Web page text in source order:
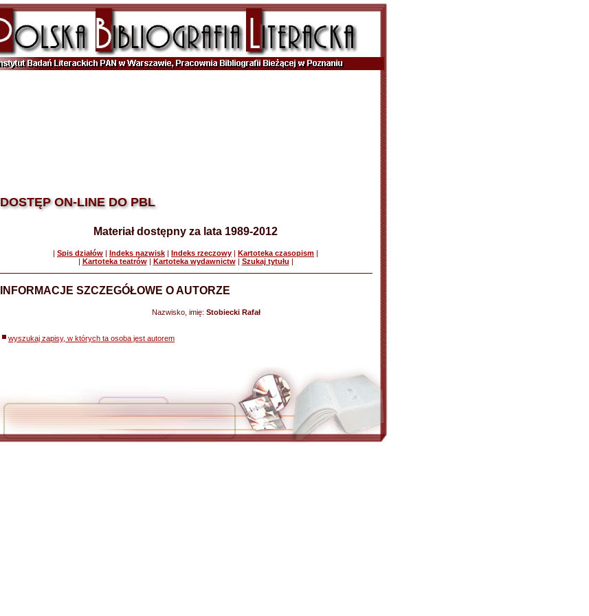
DOSTĘP ON-LINE DO PBL
Materiał dostępny za lata 1989-2012
| Spis działów | Indeks nazwisk | Indeks rzeczowy | Kartoteka czasopism |
| Kartoteka teatrów| Kartoteka wydawnictw| Szukaj tytułu |
INFORMACJE SZCZEGÓŁOWE O AUTORZE
Nazwisko, imię: Stobiecki Rafał
wyszukaj zapisy, w których ta osoba jest autorem